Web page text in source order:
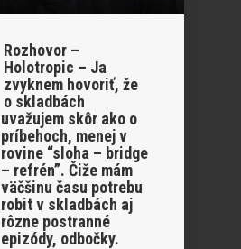
Rozhovor –
Holotropic – Ja
zvyknem hovoriť, že
o skladbách
uvažujem skôr ako o
príbehoch, menej v
rovine “sloha – bridge
– refrén”. Čiže mám
väčšinu času potrebu
robit v skladbách aj
rôzne postranné
epizódy, odbočky.